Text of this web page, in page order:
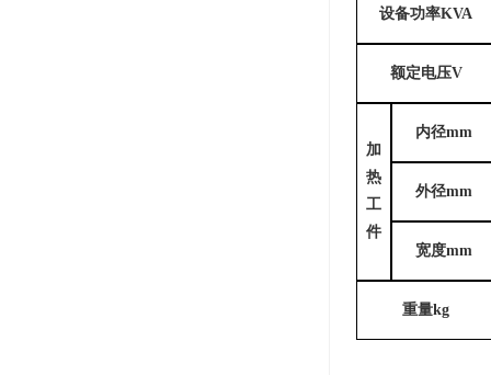
设备功率KVA
额定电压V
加
热
工
件
内径mm
外径mm
宽度mm
重量kg